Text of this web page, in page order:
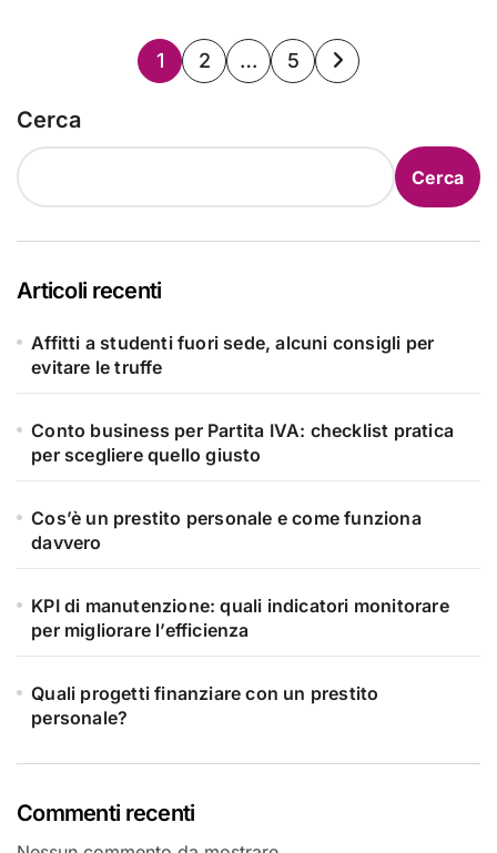
Paginazione
1 2 … 5
Cerca
Cerca
Articoli recenti
Affitti a studenti fuori sede, alcuni consigli per
evitare le truffe
Conto business per Partita IVA: checklist pratica
per scegliere quello giusto
Cos’è un prestito personale e come funziona
davvero
KPI di manutenzione: quali indicatori monitorare
per migliorare l’efficienza
Quali progetti finanziare con un prestito
personale?
Commenti recenti